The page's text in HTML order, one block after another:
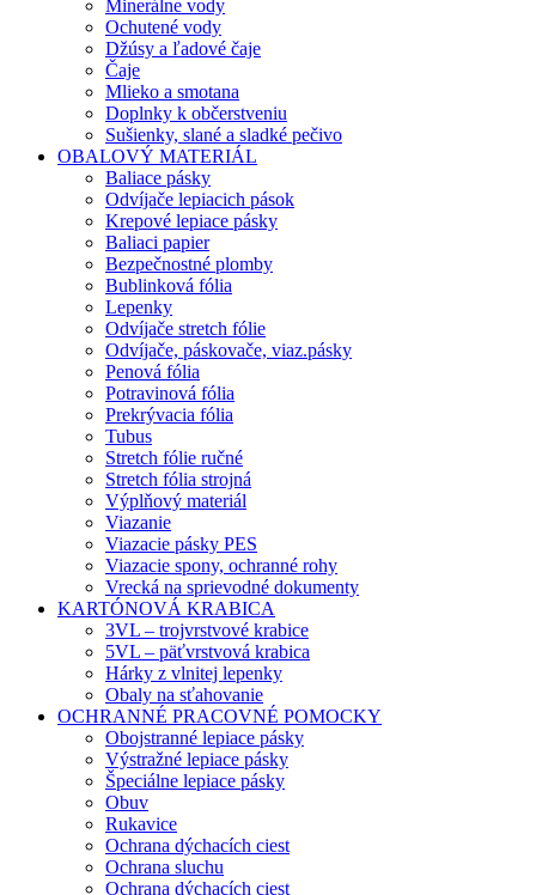
Minerálne vody
Ochutené vody
Džúsy a ľadové čaje
Čaje
Mlieko a smotana
Doplnky k občerstveniu
Sušienky, slané a sladké pečivo
OBALOVÝ MATERIÁL
Baliace pásky
Odvíjače lepiacich pások
Krepové lepiace pásky
Baliaci papier
Bezpečnostné plomby
Bublinková fólia
Lepenky
Odvíjače stretch fólie
Odvíjače, páskovače, viaz.pásky
Penová fólia
Potravinová fólia
Prekrývacia fólia
Tubus
Stretch fólie ručné
Stretch fólia strojná
Výplňový materiál
Viazanie
Viazacie pásky PES
Viazacie spony, ochranné rohy
Vrecká na sprievodné dokumenty
KARTÓNOVÁ KRABICA
3VL – trojvrstvové krabice
5VL – päťvrstvová krabica
Hárky z vlnitej lepenky
Obaly na sťahovanie
OCHRANNÉ PRACOVNÉ POMOCKY
Obojstranné lepiace pásky
Výstražné lepiace pásky
Špeciálne lepiace pásky
Obuv
Rukavice
Ochrana dýchacích ciest
Ochrana sluchu
Ochrana dýchacích ciest